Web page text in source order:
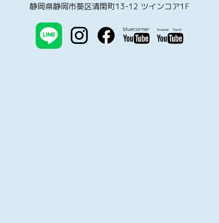
静岡県静岡市葵区清閑町13-12 ツインコア1F